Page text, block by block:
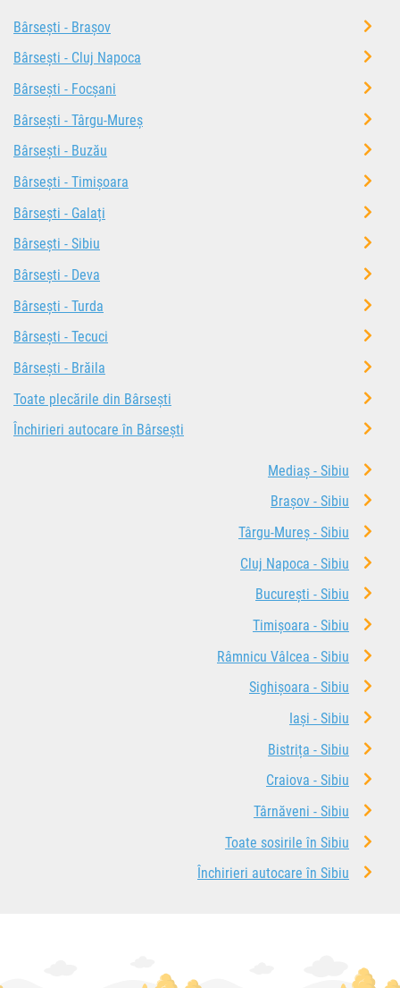
Bârsești - Brașov
Bârsești - Cluj Napoca
Bârsești - Focșani
Bârsești - Târgu-Mureș
Bârsești - Buzău
Bârsești - Timișoara
Bârsești - Galați
Bârsești - Sibiu
Bârsești - Deva
Bârsești - Turda
Bârsești - Tecuci
Bârsești - Brăila
Toate plecările din Bârsești
Închirieri autocare în Bârsești
Mediaș - Sibiu
Brașov - Sibiu
Târgu-Mureș - Sibiu
Cluj Napoca - Sibiu
București - Sibiu
Timișoara - Sibiu
Râmnicu Vâlcea - Sibiu
Sighișoara - Sibiu
Iași - Sibiu
Bistrița - Sibiu
Craiova - Sibiu
Târnăveni - Sibiu
Toate sosirile în Sibiu
Închirieri autocare în Sibiu